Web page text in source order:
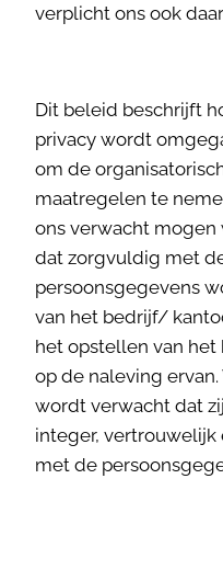
verplicht ons ook
Dit beleid beschrijft
privacy wordt
om de
maatregelen te
ons verwacht
dat zorgvuldig met
persoonsgegevens
van het bedrijf/
het opstellen van
op de naleving
wordt verwacht dat
integer,
met de